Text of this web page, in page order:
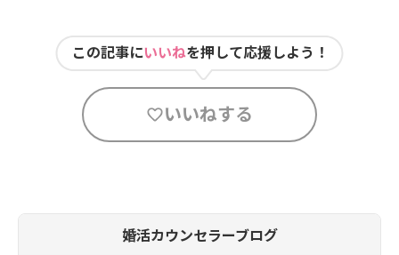
この記事にいいねを押して応援しよう！
いいねする
婚活カウンセラーブログ